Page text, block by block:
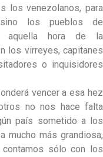
los venezolanos, para
los pueblos de
aquella hora de la
los virreyes, capitanes
o inquisidores
vencer a esa hez
no nos hace falta
país sometido a los
mucho más grandiosa,
contamos sólo con los